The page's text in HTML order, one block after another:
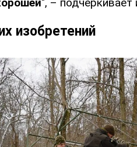
", – подчеркивает
изобретений